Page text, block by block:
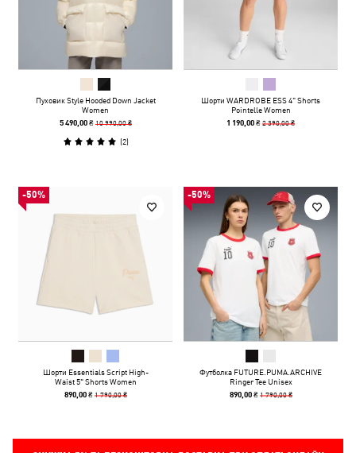
Пуховик Style Hooded Down Jacket
Women
5 490,00 ₴ 10 990,00 ₴
(2)
Шорти WARDROBE ESS 4" Shorts
Pointelle Women
1 190,00 ₴2 390,00 ₴
-50%
Шорти Essentials Script High-
Waist 5" Shorts Women
890,00 ₴ 1 790,00 ₴
-50%
Футболка FUTURE.PUMA.ARCHIVE
Ringer Tee Unisex
890,00 ₴ 1 790,00 ₴